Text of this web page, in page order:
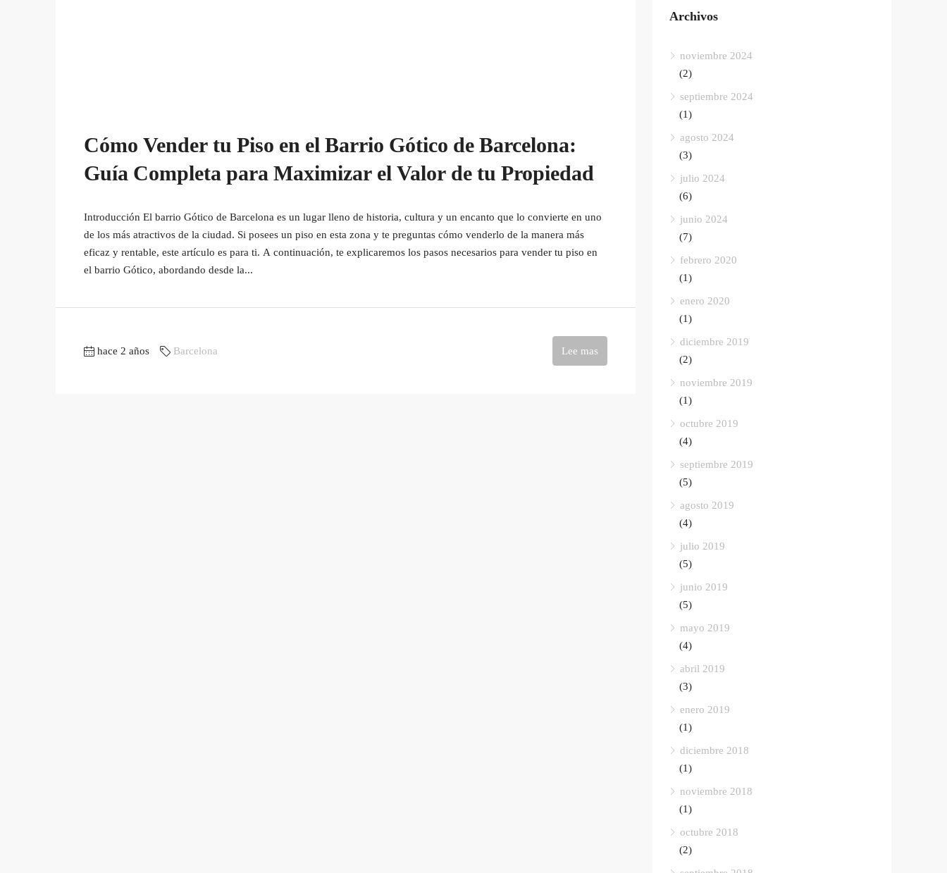
Cómo Vender tu Piso en el Barrio Gótico de Barcelona:
Guía Completa para Maximizar el Valor de tu Propiedad
Introducción El barrio Gótico de Barcelona es un lugar lleno de historia, cultura y un encanto que lo convierte en uno
de los más atractivos de la ciudad. Si posees un piso en esta zona y te preguntas cómo venderlo de la manera más
eficaz y rentable, este artículo es para ti. A continuación, te explicaremos los pasos necesarios para vender tu piso en
el barrio Gótico, abordando desde la...
hace 2 años Barcelona Lee mas
Archivos
noviembre 2024
(2)
septiembre 2024
(1)
agosto 2024
(3)
julio 2024
(6)
junio 2024
(7)
febrero 2020
(1)
enero 2020
(1)
diciembre 2019
(2)
noviembre 2019
(1)
octubre 2019
(4)
septiembre 2019
(5)
agosto 2019
(4)
julio 2019
(5)
junio 2019
(5)
mayo 2019
(4)
abril 2019
(3)
enero 2019
(1)
diciembre 2018
(1)
noviembre 2018
(1)
octubre 2018
(2)